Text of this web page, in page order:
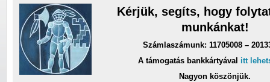
Kérjük, segíts, hogy
munkánkat!
Számlaszámunk: 11705008 –
A támogatás bankkártyával itt
Nagyon köszönjük.